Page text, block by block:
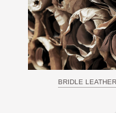
BRIDLE LEATHER